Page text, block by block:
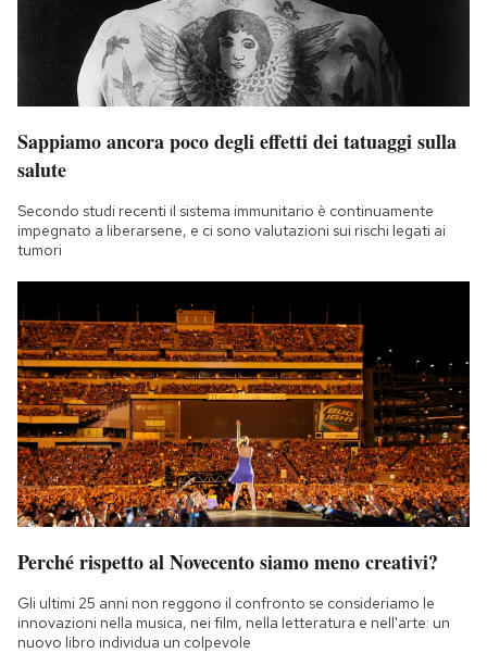
Sappiamo ancora poco degli effetti dei tatuaggi sulla
salute
Secondo studi recenti il sistema immunitario è continuamente
impegnato a liberarsene, e ci sono valutazioni sui rischi legati ai
tumori
Perché rispetto al Novecento siamo meno creativi?
Gli ultimi 25 anni non reggono il confronto se consideriamo le
innovazioni nella musica, nei film, nella letteratura e nell'arte: un
nuovo libro individua un colpevole